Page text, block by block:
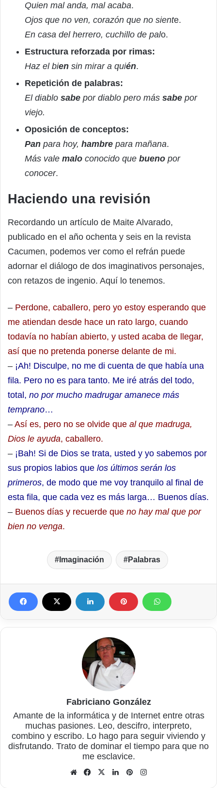
Quien mal anda, mal acaba.
Ojos que no ven, corazón que no siente.
En casa del herrero, cuchillo de palo.
Estructura reforzada por rimas:
Haz el bien sin mirar a quién.
Repetición de palabras:
El diablo sabe por diablo pero más sabe por
viejo.
Oposición de conceptos:
Pan para hoy, hambre para mañana.
Más vale malo conocido que bueno por
conocer.
Haciendo una revisión
Recordando un artículo de Maite Alvarado,
publicado en el año ochenta y seis en la revista
Cacumen, podemos ver como el refrán puede
adornar el diálogo de dos imaginativos personajes,
con retazos de ingenio. Aquí lo tenemos.
– Perdone, caballero, pero yo estoy esperando que
me atiendan desde hace un rato largo, cuando
todavía no habían abierto, y usted acaba de llegar,
así que no pretenda ponerse delante de mi.
– ¡Ah! Disculpe, no me di cuenta de que había una
fila. Pero no es para tanto. Me iré atrás del todo,
total, no por mucho madrugar amanece más
temprano…
– Así es, pero no se olvide que al que madruga,
Dios le ayuda, caballero.
– ¡Bah! Si de Dios se trata, usted y yo sabemos por
sus propios labios que los últimos serán los
primeros, de modo que me voy tranquilo al final de
esta fila, que cada vez es más larga… Buenos días.
– Buenos días y recuerde que no hay mal que por
bien no venga.
Imaginación Palabras
Fabriciano González
Amante de la informática y de Internet entre otras
muchas pasiones. Leo, descifro, interpreto,
combino y escribo. Lo hago para seguir viviendo y
disfrutando. Trato de dominar el tiempo para que no
me esclavice.
Sitio
Facebook
X LinkedInPinterest